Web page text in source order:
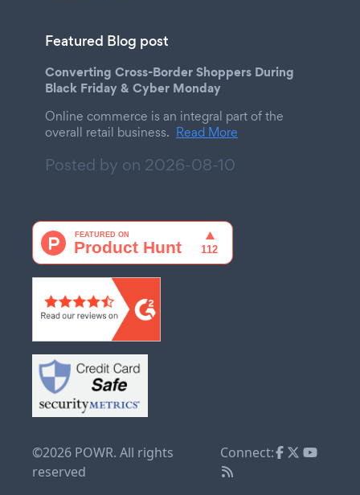
Featured Blog post
Converting Cross-Border Shoppers During
Black Friday & Cyber Monday
Online commerce is an integral part of the
overall retail business. Read More
Posted by on 2026-08-10
©2026 POWR. All rights
reserved
Connect: